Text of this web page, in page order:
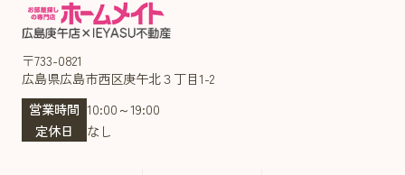
〒733-0821
広島県広島市西区庚午北３丁目1-2
営業時間 10:00～19:00
定休日
なし